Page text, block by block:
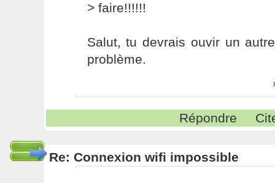
> faire!!!!!!
Salut, tu devrais ouvir un
problème.
Répondre
Re: Connexion wifi impossible